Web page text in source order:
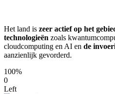
Het land is zeer actief op het
technologieën zoals
cloudcomputing en AI en de
aanzienlijk gevorderd.
100%
0
Left